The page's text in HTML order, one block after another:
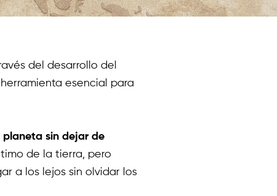
del desarrollo del
esencial para
planeta sin dejar de
de la tierra, pero
a los lejos sin olvidar los